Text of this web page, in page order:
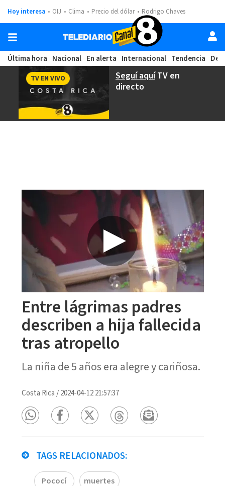
Hoy interesa OIJ Clima Precio del dólar Rodrigo Chaves
Última hora Nacional En alerta Internacional Tendencia
Seguí aquíTV en
directo
TV EN VIVO
Entre lágrimas padres
describen a hija fallecida
tras atropello
La niña de 5 años era alegre y cariñosa.
Costa Rica /2024-04-12 21:57:37
TAGS RELACIONADOS:
Pococí muertes